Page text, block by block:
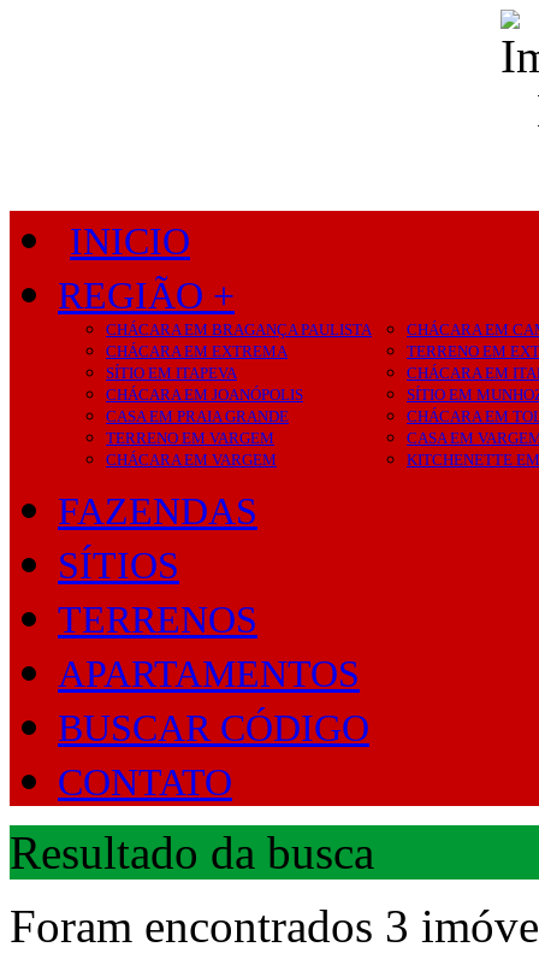
INICIO
REGIÃO +
CHÁCARA EM BRAGANÇA PAULISTA
CHÁCARA EM
CHÁCARA EM EXTREMA
TERRENO EM
SÍTIO EM ITAPEVA
CHÁCARA EM
CHÁCARA EM JOANÓPOLIS
SÍTIO EM
CASA EM PRAIA GRANDE
CHÁCARA EM
TERRENO EM VARGEM
CASA EM
CHÁCARA EM VARGEM
KITCHENETTE
FAZENDAS
SÍTIOS
TERRENOS
APARTAMENTOS
BUSCAR CÓDIGO
CONTATO
Resultado da busca
Foram encontrados 3